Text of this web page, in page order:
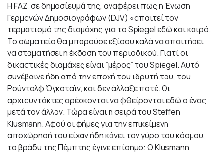
H FAZ, σε δημοσίευμά της, αναφέρει πως η Ένωση
Γερμανών Δημοσιογράφων (DJV) «απαιτεί τον
τερματισμό της διαμάχης για το Spiegel εδώ και καιρό.
Το σωματείο θα μπορούσε εξίσου καλά να απαιτήσει
να σταματήσει η έκδοση του περιοδικού. Γιατί οι
δικαστικές διαμάχες είναι ”μέρος” του Spiegel. Αυτό
συνέβαινε ήδη από την εποχή του ιδρυτή του, του
Ρούντολφ Όγκσταϊν, και δεν άλλαξε ποτέ. Οι
αρχισυντάκτες αρέσκονται να φθείρονται εδώ ο ένας
μετά τον άλλον. Τώρα είναι η σειρά του Steffen
Klusmann. Αφού οι φήμες για την επικείμενη
αποχώρησή του είχαν ήδη κάνει τον γύρο του κόσμου,
το βράδυ της Πέμπτης έγινε επίσημο: Ο Klusmann